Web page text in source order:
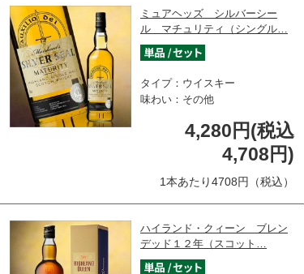
ミュアヘッズ シルバーシー
ル マチュリティ（シングル…
タイプ：ウイスキー
味わい：その他
4,280円(税込
4,708円)
1本あたり4708円（税込）
ハイランド・クィーン ブレン
デッド１２年（スコット…